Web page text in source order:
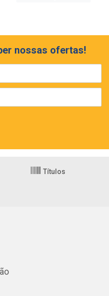
nossas ofertas!
Títulos